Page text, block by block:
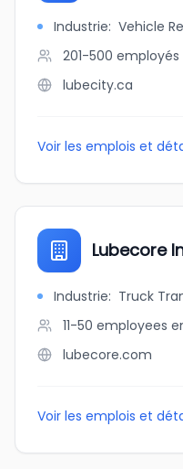
Industrie: Vehicle
201-500 employés
lubecity.ca
Voir les emplois et
Lubecore
Industrie: Truck
11-50 employees
lubecore.com
Voir les emplois et